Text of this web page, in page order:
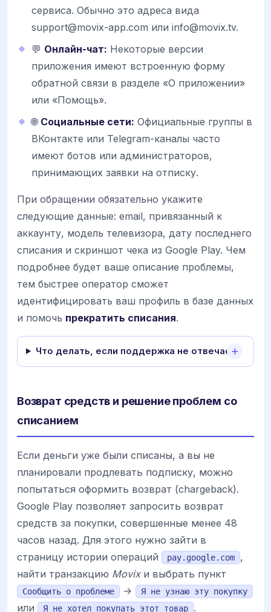
сервиса. Обычно это адреса вида
support@movix-app.com или info@movix.tv.
💬 Онлайн-чат: Некоторые версии
приложения имеют встроенную форму
обратной связи в разделе «О приложении»
или «Помощь».
🌐 Социальные сети: Официальные группы в
ВКонтакте или Telegram-каналы часто
имеют ботов или администраторов,
принимающих заявки на отписку.
При обращении обязательно укажите
следующие данные: email, привязанный к
аккаунту, модель телевизора, дату последнего
списания и скриншот чека из Google Play. Чем
подробнее будет ваше описание проблемы,
тем быстрее оператор сможет
идентифицировать ваш профиль в базе данных
и помочь прекратить списания.
Что делать, если поддержка не отвечает?
Возврат средств и решение проблем со
списанием
Если деньги уже были списаны, а вы не
планировали продлевать подписку, можно
попытаться оформить возврат (chargeback).
Google Play позволяет запросить возврат
средств за покупки, совершенные менее 48
часов назад. Для этого нужно зайти в
страницу истории операций
pay.google.com
,
найти транзакцию Movixи выбрать пункт
Сообщить о проблеме -> Я не узнаю эту покупку
или Я не хотел покупать этот товар .